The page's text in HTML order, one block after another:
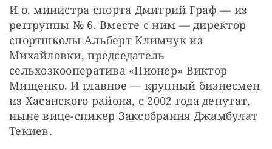
И.о. министра спорта Дмитрий Граф — из
реггруппы № 6. Вместе с ним — директор
спортшколы Альберт Климчук из
Михайловки, председатель
сельхозкооператива «Пионер» Виктор
Мищенко. И главное — крупный бизнесмен
из Хасанского района, с 2002 года депутат,
ныне вице-спикер Заксобрания Джамбулат
Текиев.